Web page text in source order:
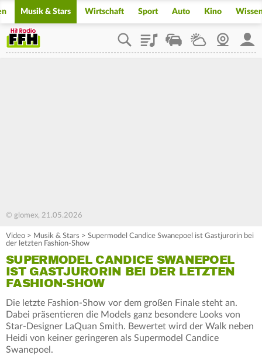
Musik & Stars Wirtschaft Sport Auto Kino
PlaylistStaupilotWetterWebcam
© glomex, 21.05.2026
Video > Musik & Stars > Supermodel Candice Swanepoel ist Gastjurorin bei
der letzten Fashion-Show
SUPERMODEL CANDICE SWANEPOEL
IST GASTJURORIN BEI DER LETZTEN
FASHION-SHOW
Die letzte Fashion-Show vor dem großen Finale steht an.
Dabei präsentieren die Models ganz besondere Looks von
Star-Designer LaQuan Smith. Bewertet wird der Walk neben
Heidi von keiner geringeren als Supermodel Candice
Swanepoel.